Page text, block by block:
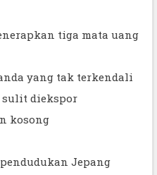
tiga mata uang
yang tak terkendali
diekspor
kosong
Jepang